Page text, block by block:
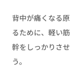
背中が痛くなる
るために、軽い
幹をしっかりさ
う。